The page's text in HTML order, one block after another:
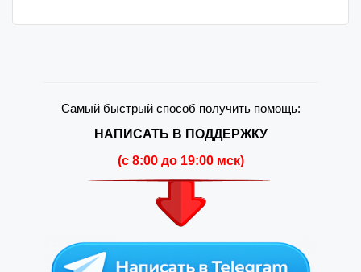
Самый быстрый способ получить помощь:
НАПИСАТЬ В ПОДДЕРЖКУ
(c 8:00 до 19:00 мск)